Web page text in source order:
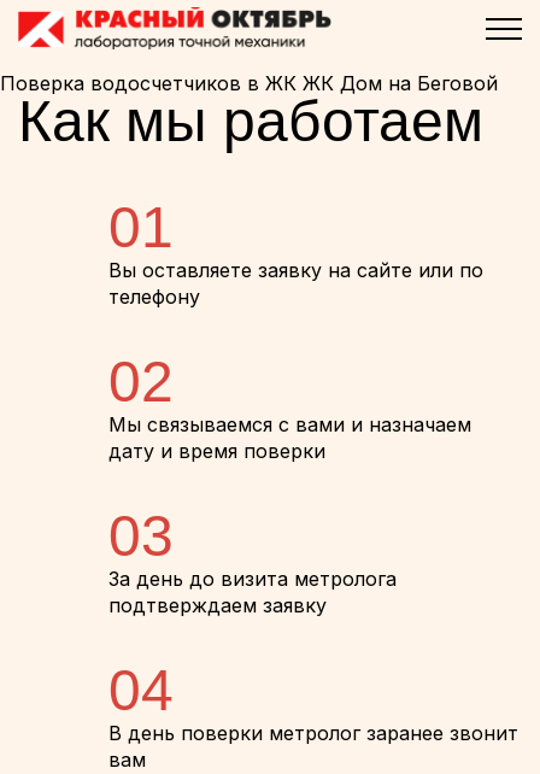
Поверка водосчетчиков в ЖК ЖК Дом на Беговой
Как мы работаем
01
Вы оставляете заявку на сайте или по
телефону
02
Мы связываемся с вами и назначаем
дату и время поверки
03
За день до визита метролога
подтверждаем заявку
04
В день поверки метролог заранее звонит
вам